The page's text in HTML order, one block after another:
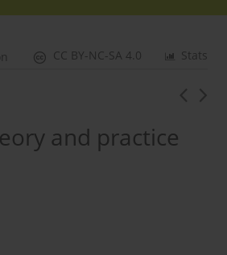
Stats
CC BY-NC-SA 4.0
and practice